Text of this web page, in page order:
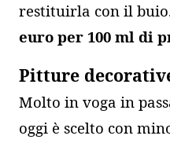
restituirla con il
euro per 100 ml di
Pitture
Molto in voga in
oggi è scelto con